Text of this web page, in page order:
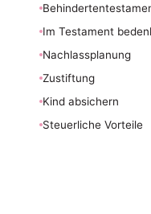
Im Testament
Nachlassplanung
Zustiftung
Kind absichern
Steuerliche Vorteile